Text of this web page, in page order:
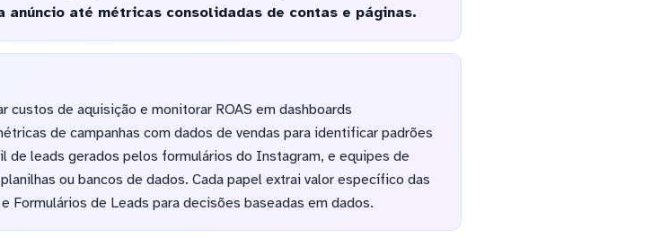
anúncio até métricas consolidadas de contas e páginas.
de aquisição e monitorar ROAS em dashboards
de campanhas com dados de vendas para identificar padrões
de leads gerados pelos formulários do Instagram, e equipes de
ou bancos de dados. Cada papel extrai valor específico das
Formulários de Leads para decisões baseadas em dados.